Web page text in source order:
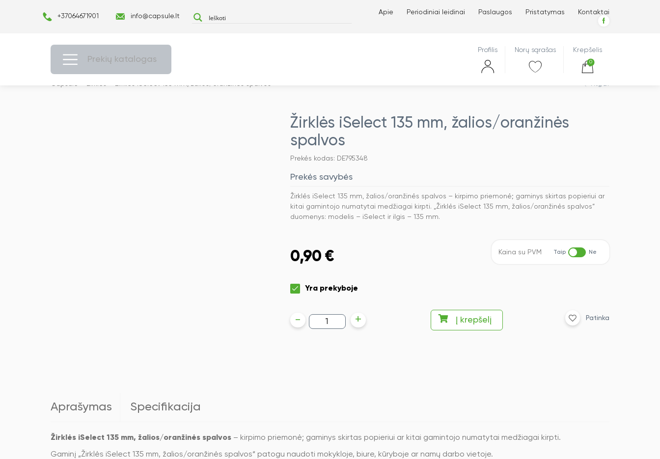
+37064671901 info@capsule.lt
Apie Periodiniai leidinai Paslaugos Pristatymas Kontaktai
Prekių katalogas
Profilis Norų sąrašas Krepšelis
0
Capsulė Žirklės Žirklės iSelect 135 mm, žalios/oranžinės spalvos Atgal
Žirklės iSelect 135 mm, žalios/oranžinės
spalvos
Prekės kodas: DE795348
Prekės savybės
Žirklės iSelect 135 mm, žalios/oranžinės spalvos – kirpimo priemonė; gaminys skirtas popieriui ar
kitai gamintojo numatytai medžiagai kirpti. „Žirklės iSelect 135 mm, žalios/oranžinės spalvos“
duomenys: modelis – iSelect ir ilgis – 135 mm.
0,90 € Kaina su PVM Taip Ne
Yra prekyboje
produkto
kiekis:
- + Į krepšelį Patinka
Aprašymas Specifikacija
Žirklės iSelect 135 mm, žalios/oranžinės spalvos – kirpimo priemonė; gaminys skirtas popieriui ar kitai gamintojo numatytai medžiagai kirpti.
Gaminį „Žirklės iSelect 135 mm, žalios/oranžinės spalvos“ patogu naudoti mokykloje, biure, kūryboje ar namų darbo vietoje.